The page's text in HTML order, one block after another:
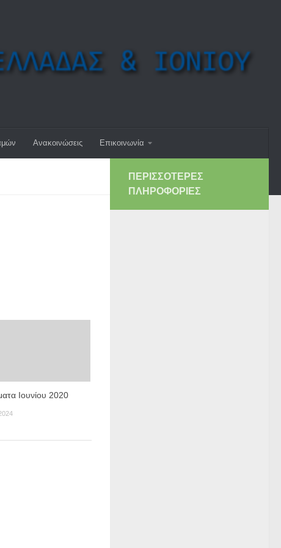
Ανακοινώσεις Επικοινωνία
Ιουνίου 2020
ΠΕΡΙΣΣΌΤΕΡΕΣ
ΠΛΗΡΟΦΟΡΊΕΣ